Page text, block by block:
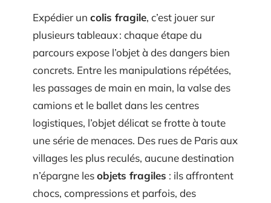
Expédier un colis fragile, c’est jouer sur
plusieurs tableaux : chaque étape du
parcours expose l’objet à des dangers bien
concrets. Entre les manipulations répétées,
les passages de main en main, la valse des
camions et le ballet dans les centres
logistiques, l’objet délicat se frotte à toute
une série de menaces. Des rues de Paris aux
villages les plus reculés, aucune destination
n’épargne lesobjets fragiles : ils affrontent
chocs, compressions et parfois, des